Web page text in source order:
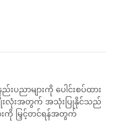
ပညာများကို ပေါင်းစပ်ထား
ျိုးလုံးအတွက် အသုံးပြုနိုင်သည်
ားကို မြှင့်တင်ရန်အတွက်